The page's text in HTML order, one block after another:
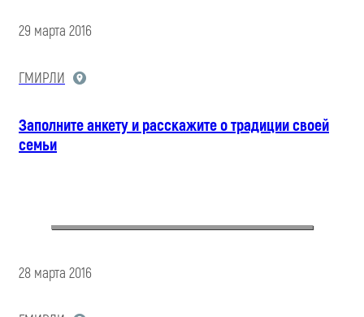
29 марта 2016
ГМИРЛИ
Заполните анкету и расскажите о традиции своей
семьи
28 марта 2016